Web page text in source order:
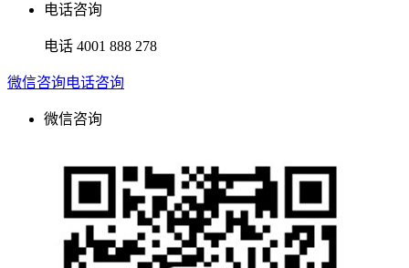
电话咨询
电话 4001 888 278
微信咨询电话咨询
微信咨询